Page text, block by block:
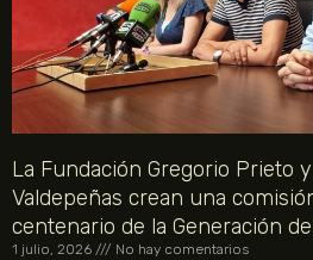
La Fundación Gregorio Prieto
Valdepeñas crean una
centenario de la Generación
1 julio, 2026 No hay comentarios